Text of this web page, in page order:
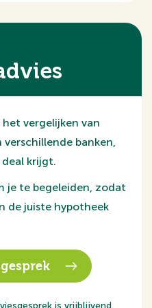
zowel voor de koops
is. Hierdoor zal er
ontstaan.
is er wat te kiezen; bij de
kunt u genieten van
ochtendzonnetje op het t
binnentuin uitkijkt. Aan d
u juist weer goed vert
van de Klinkenber
parkeerkelder waar teven
eigen fietsenberging bevi
tegen een meerprijs aang
vergelijken van
verschillende banken,
krijgt.
je te begeleiden, zodat
de juiste hypotheek